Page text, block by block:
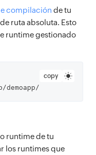
compilación de tu
ruta absoluta. Esto
runtime gestionado
copy
runtime de tu
los runtimes que